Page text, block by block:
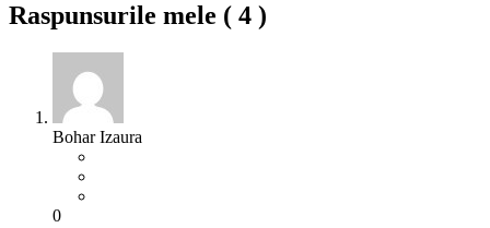
Raspunsurile mele ( 4 )
Bohar Izaura
0